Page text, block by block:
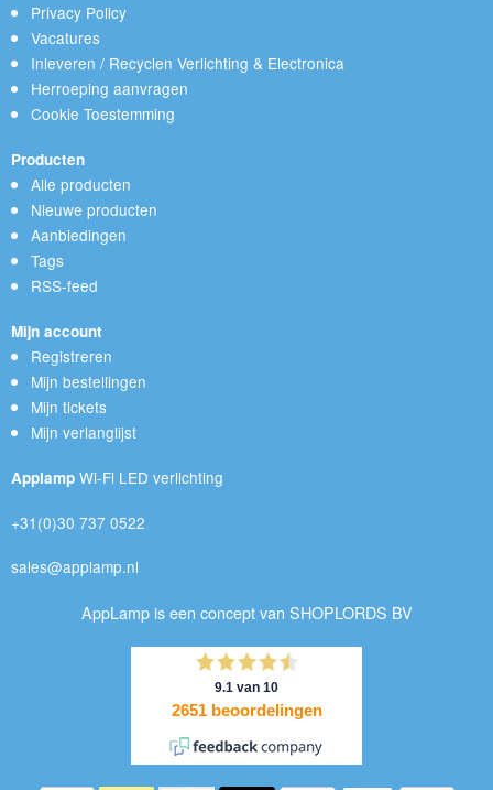
Privacy Policy
Vacatures
Inleveren / Recyclen Verlichting & Electronica
Herroeping aanvragen
Cookie Toestemming
Producten
Alle producten
Nieuwe producten
Aanbiedingen
Tags
RSS-feed
Mijn account
Registreren
Mijn bestellingen
Mijn tickets
Mijn verlanglijst
Applamp Wi-Fi LED verlichting
+31(0)30 737 0522
sales@applamp.nl
AppLamp is een concept van SHOPLORDS BV